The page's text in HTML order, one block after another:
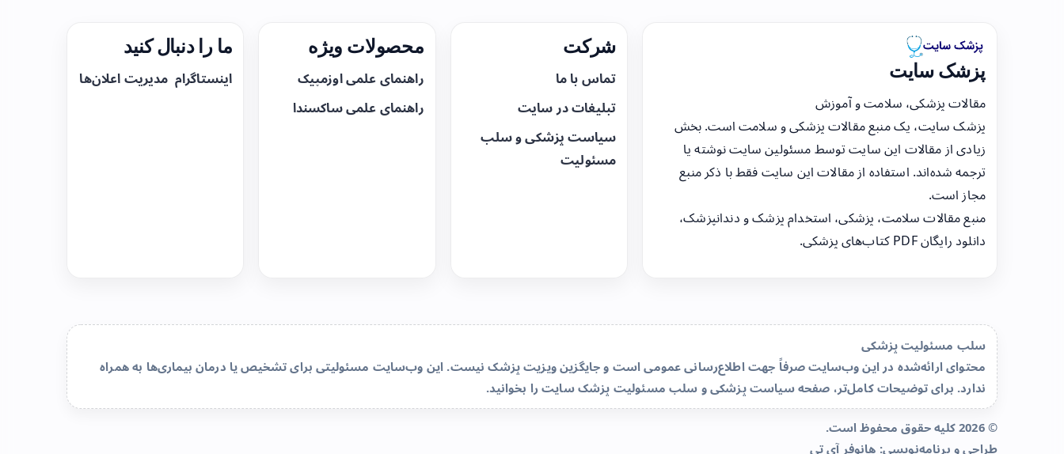
پزشک سایت
مقالات پزشکی، سلامت و آموزش
پزشک سایت، یک منبع مقالات پزشکی و سلامت است. بخش
زیادی از مقالات این سایت توسط مسئولین سایت نوشته یا
ترجمه شده‌اند. استفاده از مقالات این سایت فقط با ذکر منبع
مجاز است.
منبع مقالات سلامت، پزشکی، استخدام پزشک و دندانپزشک،
دانلود رایگان PDF کتاب‌های پزشکی.
شرکت
تماس با ما
تبلیغات در سایت
سیاست پزشکی و سلب
مسئولیت
محصولات ویژه
راهنمای علمی اوزمپیک
راهنمای علمی ساکسندا
ما را دنبال کنید
اینستاگرام مدیریت اعلان‌ها
سلب مسئولیت پزشکی
محتوای ارائه‌شده در این وب‌سایت صرفاً جهت اطلاع‌رسانی عمومی است و جایگزین ویزیت پزشک نیست. این وب‌سایت مسئولیتی برای تشخیص یا درمان بیماری‌ها به همراه
ندارد. برای توضیحات کامل‌تر، صفحهسیاست پزشکی و سلب مسئولیت پزشک سایترا بخوانید.
© 2026 کلیه حقوق محفوظ است.
طراحی و برنامه‌نویسی: هانوفر آی تی